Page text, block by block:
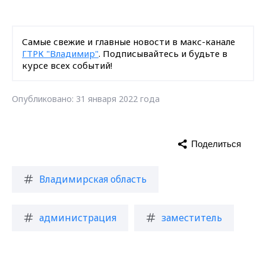
Самые свежие и главные новости в макс-канале
ГТРК "Владимир". Подписывайтесь и будьте в
курсе всех событий!
Опубликовано: 31 января 2022 года
Владимирская область
администрация заместитель
Поделиться